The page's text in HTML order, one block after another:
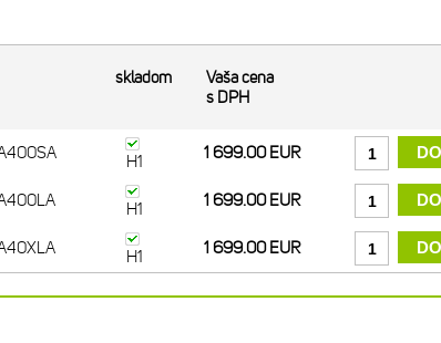
skladom
Vaša cena
s DPH
H1 1 699.00 EUR
H1 1 699.00 EUR
H1 1 699.00 EUR